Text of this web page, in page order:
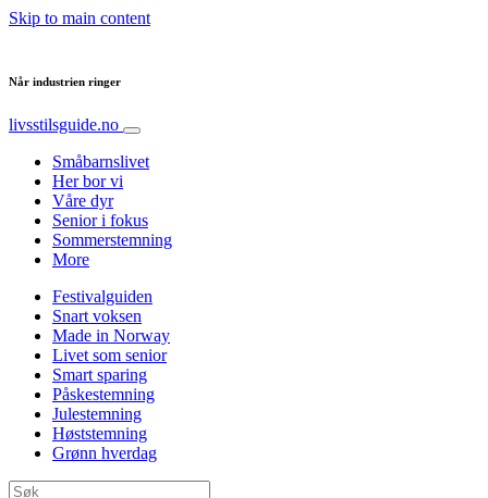
Skip to main content
Når industrien ringer
livsstilsguide.no
Småbarnslivet
Her bor vi
Våre dyr
Senior i fokus
Sommerstemning
More
Festivalguiden
Snart voksen
Made in Norway
Livet som senior
Smart sparing
Påskestemning
Julestemning
Høststemning
Grønn hverdag